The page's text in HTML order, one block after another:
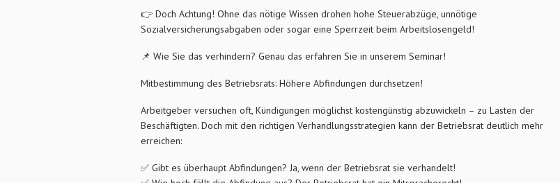
👉 Doch Achtung! Ohne das nötige Wissen drohen hohe Steuerabzüge, unnötige
Sozialversicherungsabgaben oder sogar eine Sperrzeit beim Arbeitslosengeld!
📌 Wie Sie das verhindern? Genau das erfahren Sie in unserem Seminar!
Mitbestimmung des Betriebsrats: Höhere Abfindungen durchsetzen!
Arbeitgeber versuchen oft, Kündigungen möglichst kostengünstig abzuwickeln – zu Lasten der
Beschäftigten. Doch mit den richtigen Verhandlungsstrategien kann der Betriebsrat deutlich mehr
erreichen:
✅ Gibt es überhaupt Abfindungen? Ja, wenn der Betriebsrat sie verhandelt!